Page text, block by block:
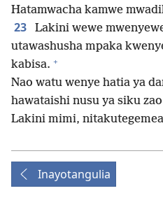
Hatamwacha kamwe
23
Lakini wewe
utawashusha mpaka
kabisa. +
Nao watu wenye hatia ya
hawataishi nusu ya siku
Lakini mimi,
Inayotangulia